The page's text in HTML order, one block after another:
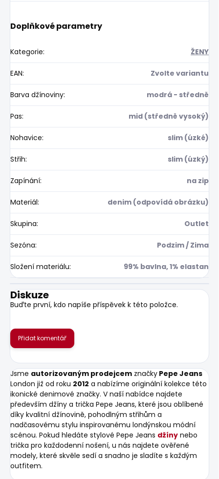
Doplňkové parametry
Kategorie: ŽENY
EAN: Zvolte variantu
Barva džínoviny: modrá - středně
Pas: mid (středně vysoký)
Nohavice: slim (úzké)
Střih: slim (úzký)
Zapínání: na zip
Materiál: denim (odpovídá obrázku)
Skupina: Outlet
Sezóna: Podzim / Zima
Složení materiálu: 99% bavlna, 1% elastan
Diskuze
Buďte první, kdo napíše příspěvek k této položce.
Přidat komentář
Jsme autorizovaným prodejcem značky Pepe Jeans
London již od roku 2012 a nabízíme originální kolekce této
ikonické denimové značky. V naší nabídce najdete
především džíny a trička Pepe Jeans, které jsou oblíbené
díky kvalitní džínovině, pohodlným střihům a
nadčasovému stylu inspirovanému londýnskou módní
scénou. Pokud hledáte stylové Pepe Jeans džíny nebo
trička pro každodenní nošení, u nás najdete ověřené
modely, které skvěle sedí a snadno je sladíte s každým
outfitem.